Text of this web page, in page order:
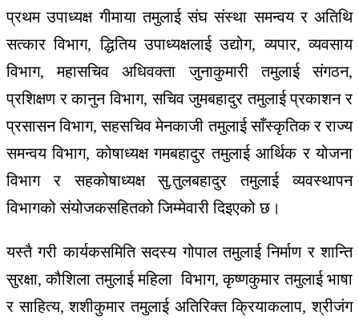
प्रथम उपाध्यक्ष गीमाया तमुलाई संघ संस्था समन्वय र अतिथि
सत्कार विभाग, द्धितिय उपाध्यक्षलाई उद्योग, व्यपार, व्यवसाय
विभाग, महासचिव अधिवक्ता जुनाकुमारी तमुलाई संगठन,
प्रशिक्षण र कानुन विभाग, सचिव जुमबहादुर तमुलाई प्रकाशन र
प्रसासन विभाग, सहसचिव मेनकाजी तमुलाई साँस्कृतिक र राज्य
समन्वय विभाग, कोषाध्यक्ष गमबहादुर तमुलाई आर्थिक र योजना
विभाग र सहकोषाध्यक्ष सु.तुलबहादुर तमुलाई व्यवस्थापन
विभागको संयोजकसहितको जिम्मेवारी दिइएको छ।
यस्तै गरी कार्यकसमिति सदस्य गोपाल तमुलाई निर्माण र शान्ति
सुरक्षा, कौशिला तमुलाई महिला विभाग, कृष्णकुमार तमुलाई भाषा
र साहित्य, शशीकुमार तमुलाई अतिरिक्त क्रियाकलाप, श्रीजंग